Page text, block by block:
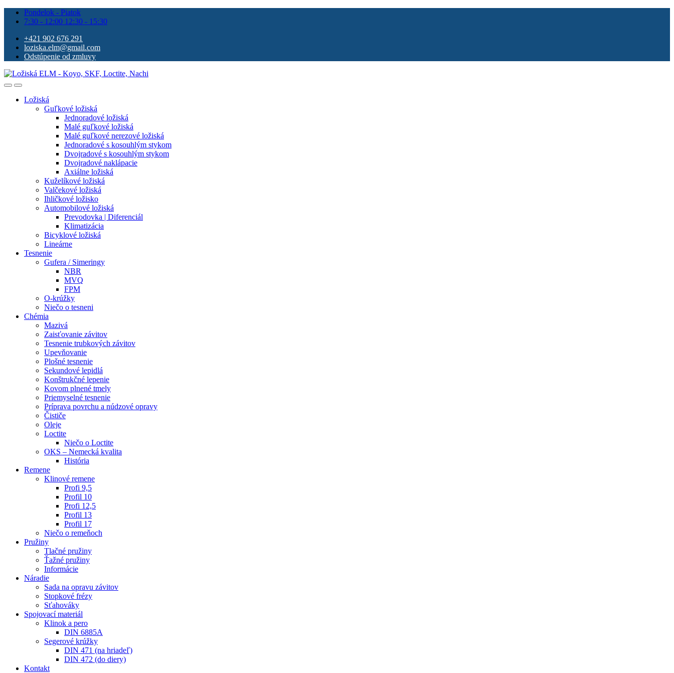
Pondelok - Piatok
7:30 - 12:00 12:30 - 15:30
+421 902 676 291
loziska.elm@gmail.com
Odstúpenie od zmluvy
Ložiská
Guľkové ložiská
Jednoradové ložiská
Malé guľkové ložiská
Malé guľkové nerezové ložiská
Jednoradové s kosouhlým stykom
Dvojradové s kosouhlým stykom
Dvojradové naklápacie
Axiálne ložiská
Kuželíkové ložiská
Valčekové ložiská
Ihličkové ložisko
Automobilové ložiská
Prevodovka | Diferenciál
Klimatizácia
Bicyklové ložiská
Lineárne
Tesnenie
Gufera / Simeringy
NBR
MVQ
FPM
O-krúžky
Niečo o tesneni
Chémia
Mazivá
Zaisťovanie závitov
Tesnenie trubkových závitov
Upevňovanie
Plošné tesnenie
Sekundové lepidlá
Konštrukčné lepenie
Kovom plnené tmely
Priemyselné tesnenie
Príprava povrchu a núdzové opravy
Čističe
Oleje
Loctite
Niečo o Loctite
OKS – Nemecká kvalita
História
Remene
Klinové remene
Profi 9,5
Profil 10
Profi 12,5
Profil 13
Profil 17
Niečo o remeňoch
Pružiny
Tlačné pružiny
Ťažné pružiny
Informácie
Náradie
Sada na opravu závitov
Stopkové frézy
Sťahováky
Spojovací materiál
Klinok a pero
DIN 6885A
Segerové krúžky
DIN 471 (na hriadeľ)
DIN 472 (do diery)
Kontakt